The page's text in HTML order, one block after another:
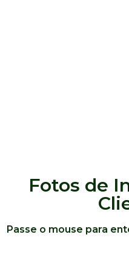
Fotos de
Passe o mouse para